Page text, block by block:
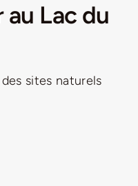
au Lac du
sites naturels